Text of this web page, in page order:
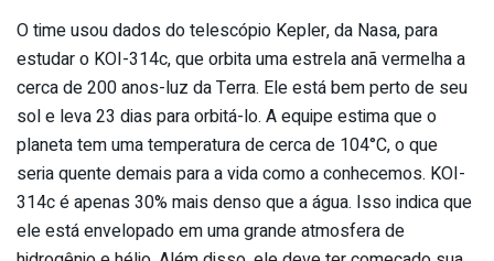
O time usou dados do telescópio Kepler, da Nasa, para
estudar o KOI-314c, que orbita uma estrela anã vermelha a
cerca de 200 anos-luz da Terra. Ele está bem perto de seu
sol e leva 23 dias para orbitá-lo. A equipe estima que o
planeta tem uma temperatura de cerca de 104°C, o que
seria quente demais para a vida como a conhecemos. KOI-
314c é apenas 30% mais denso que a água. Isso indica que
ele está envelopado em uma grande atmosfera de